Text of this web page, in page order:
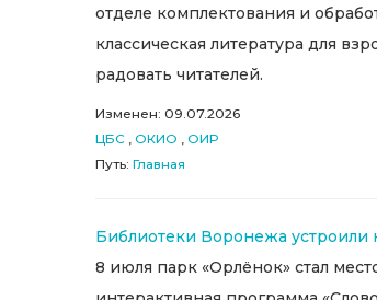
отделе комплектования и
классическая литература для
радовать читателей.
Изменен: 09.07.2026
ЦБС , ОКИО , ОИР
Путь: Главная
Библиотеки Воронежа устроили
8 июля парк «Орлёнок» стал